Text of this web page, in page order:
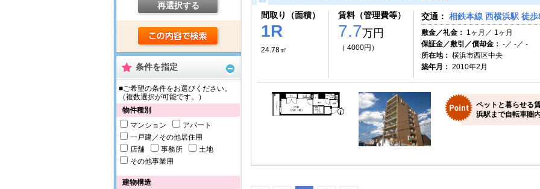
再選択する
条件を指定
■ご希望の条件をお選びください。
（複数選択が可能です。）
物件種別
マンション
アパート
一戸建／その他居住用
店舗
事務所
土地
その他事業用
建物構造
間取り（面積）
1R
24.78㎡
賃料（管理費等）
7.7万円
（ 4000円）
交通： 相鉄本線 西横浜駅 徒歩
敷金／礼金： 1ヶ月／ 1ヶ月
保証金／敷引／償却金： -／ -／ -
所在地： 横浜市西区中央
築年月： 2010年2月
ペットと暮らせる
浜駅まで自転車圏